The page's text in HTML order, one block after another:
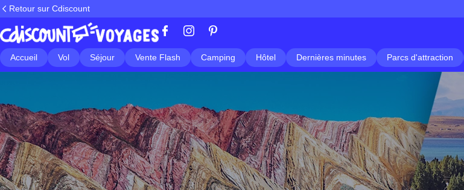
Retour sur Cdiscount
Accueil Vol Séjour Vente Flash Camping Hôtel Dernières minutes Parcs d'attraction